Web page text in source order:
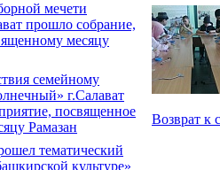
мечети
прошло собрание,
месяцу
семейному
г.Салават
посвященное
Рамазан
тематический
культуре»
Возврат к